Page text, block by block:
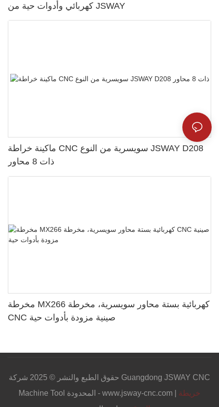
كهربائي وأدوات حية من JSWAY
ماكينة خراطة CNC سويسرية من النوع JSWAY D208
ذات 8 محاور
مخرطة MX266 كهربائية بستة محاور سويسرية، مخرطة
CNC صينية مزودة بأدوات حية
حقوق الطبع والنشر © 2025 شركة Guangdong JSWAY CNC
Machine Tool المحدودة - www.jsway-cnc.com |
خريطة